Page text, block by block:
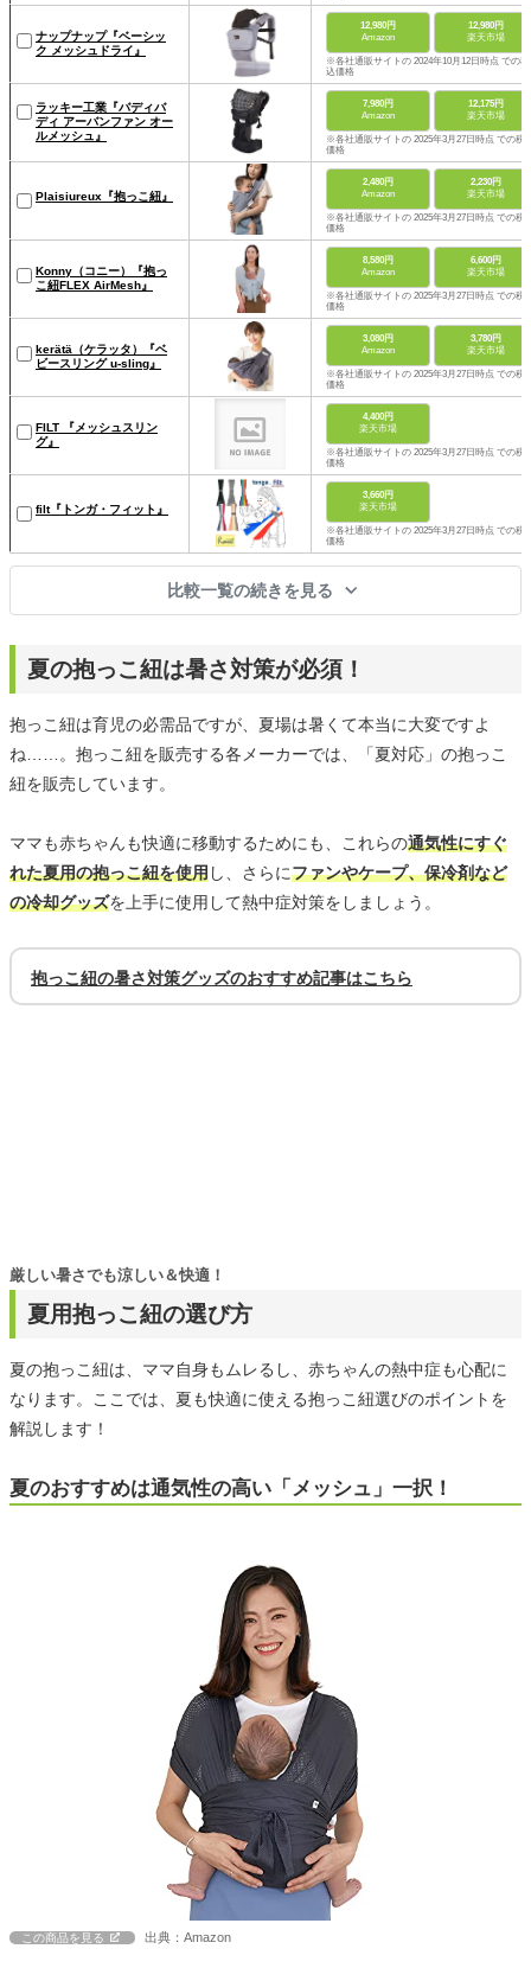
ナップナップ『ベーシッ
ク メッシュドライ』
12,980円
Amazon
12,980円
楽天市場
※各社通販サイトの 2024年10月12日時点 での税
込価格
ラッキー工業『バディバ
ディ アーバンファン オー
ルメッシュ』
7,980円
Amazon
12,175円
楽天市場
※各社通販サイトの 2025年3月27日時点 での税
価格
Plaisiureux『抱っこ紐』
2,480円
Amazon
2,230円
楽天市場
※各社通販サイトの 2025年3月27日時点 での税
価格
Konny（コニー）『抱っ
こ紐FLEX AirMesh』
8,580円
Amazon
6,600円
楽天市場
※各社通販サイトの 2025年3月27日時点 での税
価格
kerätä（ケラッタ）『ベ
ビースリング u-sling』
3,080円
Amazon
3,780円
楽天市場
※各社通販サイトの 2025年3月27日時点 での税
価格
FILT 『メッシュスリン
グ』
4,400円
楽天市場
※各社通販サイトの 2025年3月27日時点 での税
価格
filt『トンガ・フィット』
3,660円
楽天市場
※各社通販サイトの 2025年3月27日時点 での税
価格
比較一覧の続きを見る
夏の抱っこ紐は暑さ対策が必須！
抱っこ紐は育児の必需品ですが、夏場は暑くて本当に大変ですよ
ね……。抱っこ紐を販売する各メーカーでは、「夏対応」の抱っこ
紐を販売しています。
ママも赤ちゃんも快適に移動するためにも、これらの通気性にすぐ
れた夏用の抱っこ紐を使用し、さらにファンやケープ、保冷剤など
の冷却グッズを上手に使用して熱中症対策をしましょう。
抱っこ紐の暑さ対策グッズのおすすめ記事はこちら
夏用抱っこ紐の選び方
厳しい暑さでも涼しい＆快適！
夏の抱っこ紐は、ママ自身もムレるし、赤ちゃんの熱中症も心配に
なります。ここでは、夏も快適に使える抱っこ紐選びのポイントを
解説します！
夏のおすすめは通気性の高い「メッシュ」一択！
この商品を見る 出典：Amazon